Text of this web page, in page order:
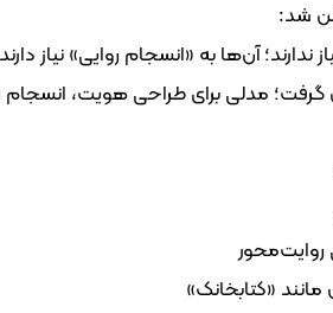
شد:
آن‌ها به «انسجام روایی» نیاز
مدلی برای طراحی هویت،
«کتابخانک»